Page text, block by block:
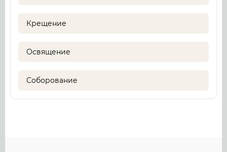
Крещение
Освящение
Соборование